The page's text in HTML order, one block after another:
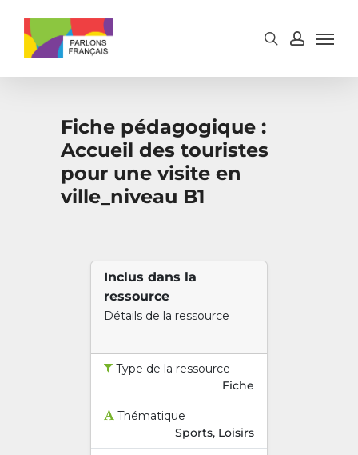
Fiche pédagogique :
Accueil des touristes
pour une visite en
ville_niveau B1
Inclus dans la
ressource
Détails de la ressource
Type de la ressource
Fiche
Thématique
Sports, Loisirs